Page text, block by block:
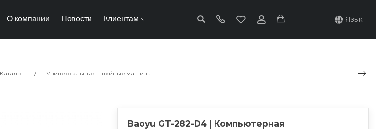
О компании Новости Клиентам Язык
Каталог Универсальные швейные машины
Baoyu GT-282-D4 | Компьютерная